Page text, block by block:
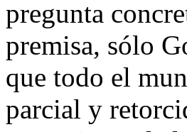
pregunta
premisa, sólo
que todo el
parcial y